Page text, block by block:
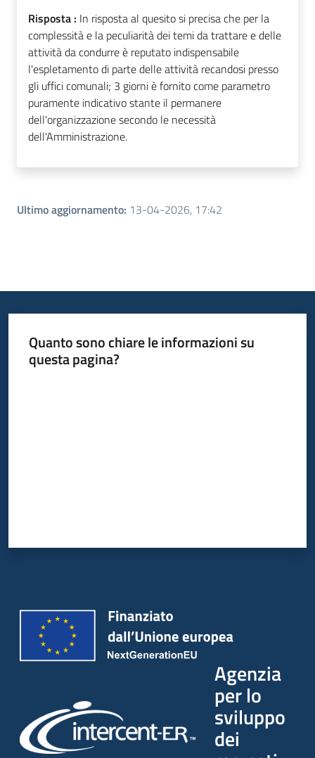
Risposta : In risposta al quesito si precisa che per la
complessità e la peculiarità dei temi da trattare e delle
attività da condurre è reputato indispensabile
l'espletamento di parte delle attività recandosi presso
gli uffici comunali; 3 giorni è fornito come parametro
puramente indicativo stante il permanere
dell'organizzazione secondo le necessità
dell'Amministrazione.
Ultimo aggiornamento: 13-04-2026, 17:42
Quanto sono chiare le informazioni su
questa pagina?
Agenzia
per lo
sviluppo
dei